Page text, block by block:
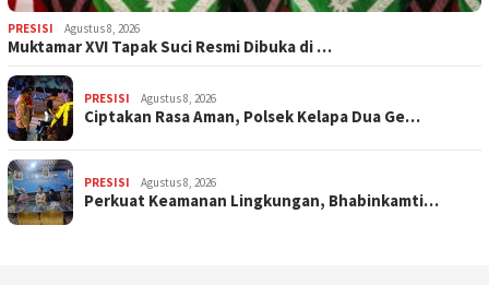
PRESISI Agustus 8, 2026
Muktamar XVI Tapak Suci Resmi Dibuka di …
PRESISI Agustus 8, 2026
Ciptakan Rasa Aman, Polsek Kelapa Dua Ge…
PRESISI Agustus 8, 2026
Perkuat Keamanan Lingkungan, Bhabinkamti…